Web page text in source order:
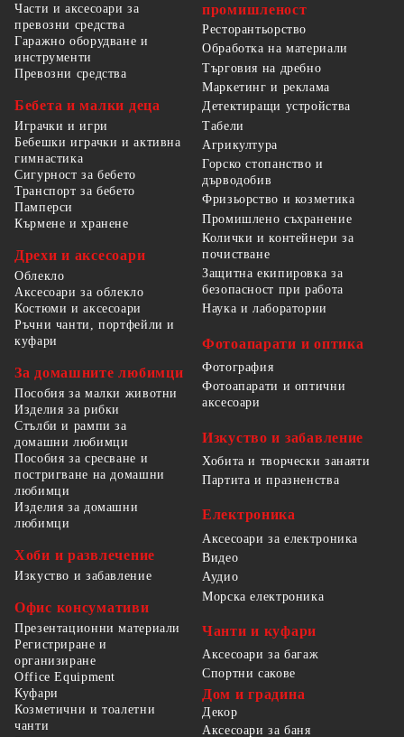
Части и аксесоари за
превозни средства
Гаражно оборудване и
инструменти
Превозни средства
Бебета и малки деца
Играчки и игри
Бебешки играчки и активна
гимнастика
Сигурност за бебето
Транспорт за бебето
Памперси
Кърмене и хранене
Дрехи и аксесоари
Облекло
Аксесоари за облекло
Костюми и аксесоари
Ръчни чанти, портфейли и
куфари
За домашните любимци
Пособия за малки животни
Изделия за рибки
Стълби и рампи за
домашни любимци
Пособия за сресване и
постригване на домашни
любимци
Изделия за домашни
любимци
Хоби и развлечение
Изкуство и забавление
Офис консумативи
Презентационни материали
Регистриране и
организиране
Office Equipment
промишленост
Ресторантьорство
Обработка на материали
Търговия на дребно
Маркетинг и реклама
Детектиращи устройства
Табели
Агрикултура
Горско стопанство и
дърводобив
Фризьорство и козметика
Промишлено съхранение
Колички и контейнери за
почистване
Защитна екипировка за
безопасност при работа
Наука и лаборатории
Фотоапарати и оптика
Фотография
Фотоапарати и оптични
аксесоари
Изкуство и забавление
Хобита и творчески занаяти
Партита и празненства
Електроника
Аксесоари за електроника
Видео
Аудио
Морска електроника
Чанти и куфари
Аксесоари за багаж
Спортни сакове
Куфари
Козметични и тоалетни
чанти
Дом и градина
Декор
Аксесоари за баня